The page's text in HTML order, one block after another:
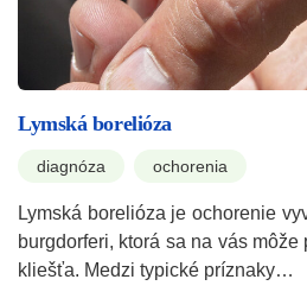
Lymská borelióza
diagnóza ochorenia
Lymská borelióza je ochorenie
burgdorferi, ktorá sa na vás
kliešťa. Medzi typické príznaky…